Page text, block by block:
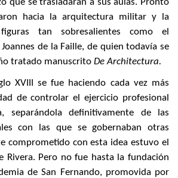
que se trasladaran a sus aulas. Pronto
hacia la arquitectura militar y la
tan sobresalientes como el
de la Faille, de quien todavía se
tratado manuscrito De Architectura.
XVIII se fue haciendo cada vez más
de controlar el ejercicio profesional
separándola definitivamente de las
con las que se gobernaban otras
comprometido con esta idea estuvo el
Rivera. Pero no fue hasta la fundación
de San Fernando, promovida por